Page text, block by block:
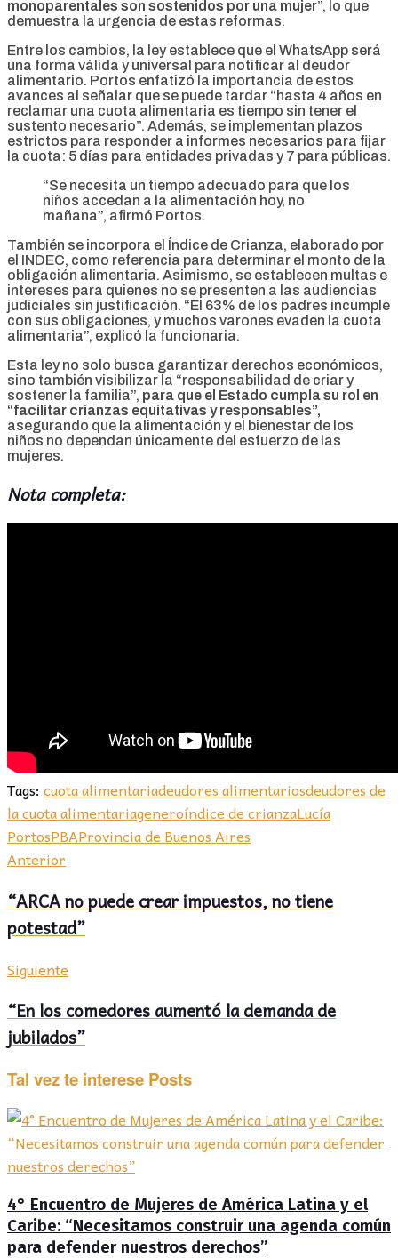
monoparentales son sostenidos por una mujer”, lo que
demuestra la urgencia de estas reformas.
Entre los cambios, la ley establece que el WhatsApp será
una forma válida y universal para notificar al deudor
alimentario. Portos enfatizó la importancia de estos
avances al señalar que se puede tardar “hasta 4 años en
reclamar una cuota alimentaria es tiempo sin tener el
sustento necesario”. Además, se implementan plazos
estrictos para responder a informes necesarios para fijar
la cuota: 5 días para entidades privadas y 7 para públicas.
“Se necesita un tiempo adecuado para que los
niños accedan a la alimentación hoy, no
mañana”, afirmó Portos.
También se incorpora el Índice de Crianza, elaborado por
el INDEC, como referencia para determinar el monto de la
obligación alimentaria. Asimismo, se establecen multas e
intereses para quienes no se presenten a las audiencias
judiciales sin justificación. “El 63% de los padres incumple
con sus obligaciones, y muchos varones evaden la cuota
alimentaria”, explicó la funcionaria.
Esta ley no solo busca garantizar derechos económicos,
sino también visibilizar la “responsabilidad de criar y
sostener la familia”, para que el Estado cumpla su rol en
“facilitar crianzas equitativas y responsables”,
asegurando que la alimentación y el bienestar de los
niños no dependan únicamente del esfuerzo de las
mujeres.
Nota completa:
Tags: cuota alimentariadeudores alimentariosdeudores de
la cuota alimentariageneroíndice de crianzaLucía
PortosPBAProvincia de Buenos Aires
Anterior
“ARCA no puede crear impuestos, no tiene
potestad”
Siguiente
“En los comedores aumentó la demanda de
jubilados”
Tal vez te interese Posts
4° Encuentro de Mujeres de América Latina y el
Caribe: “Necesitamos construir una agenda común
para defender nuestros derechos”